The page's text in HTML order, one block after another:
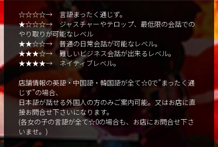
☆☆☆☆→ 言語まったく通じず。
★☆☆☆→ ジャスチャーやテロップ、最低限の会話での
やり取りが可能なレベル
★★☆☆→ 普通の日常会話が可能なレベル。
★★★☆→ 難しいビジネス会話が出来るレベル。
★★★★→ ネイティブレベル。
店舗情報の英語・中国語・韓国語が全て☆0で”まったく通
じず”の場合、
日本語が話せる外国人の方のみご案内可能。又はお店に直
接お問合せ下さいになります。
(各女の子の言語が全て☆0の場合も、お店にお問合せ下さ
いませ。)